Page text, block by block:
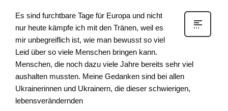
Es sind furchtbare Tage für Europa und nicht
nur heute kämpfe ich mit den Tränen, weil es
mir unbegreiflich ist, wie man bewusst so viel
Leid über so viele Menschen bringen kann.
Menschen, die noch dazu viele Jahre bereits sehr viel
aushalten mussten. Meine Gedanken sind bei allen
Ukrainerinnen und Ukrainern, die dieser schwierigen,
lebensverändernden